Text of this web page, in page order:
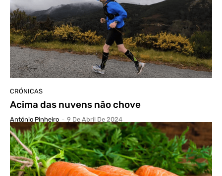
CRÓNICAS
Acima das nuvens não chove
António Pinheiro - 9 De Abril De 2024